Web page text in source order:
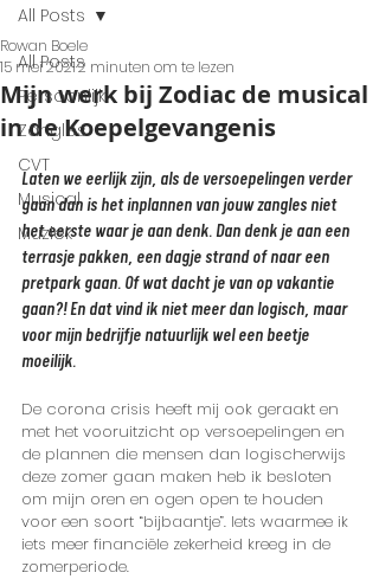
All Posts
Persoonlijk
Zangles
CVT
Musical
Muziek
All Posts
Mijn werk bij Zodiac de musical
in de Koepelgevangenis
Rowan Boele
15 mei 20212 minuten om te lezen
Laten we eerlijk zijn, als de versoepelingen verder
gaan dan is het inplannen van jouw zangles niet
het eerste waar je aan denk. Dan denk je aan een
terrasje pakken, een dagje strand of naar een
pretpark gaan. Of wat dacht je van op vakantie
gaan?! En dat vind ik niet meer dan logisch, maar
voor mijn bedrijfje natuurlijk wel een beetje
moeilijk.
De corona crisis heeft mij ook geraakt en
met het vooruitzicht op versoepelingen en
de plannen die mensen dan logischerwijs
deze zomer gaan maken heb ik besloten
om mijn oren en ogen open te houden
voor een soort “bijbaantje”. Iets waarmee ik
iets meer financiële zekerheid kreeg in de
zomerperiode.